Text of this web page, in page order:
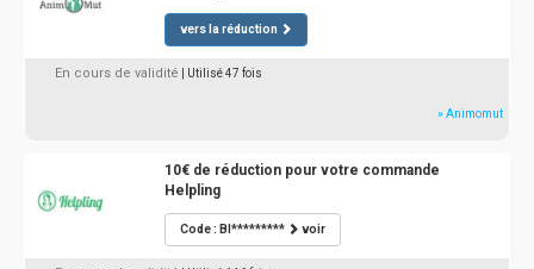
vers la réduction
En cours de validité | Utilisé 47 fois
» Animomut
10€ de réduction pour votre commande
Helpling
Code : BI********* voir